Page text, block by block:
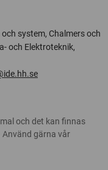
system, Chalmers och
och Elektroteknik,
och det kan finnas
gärna vår